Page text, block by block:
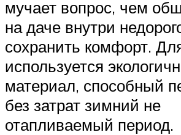
мучает вопрос, чем
на даче внутри
сохранить комфорт.
используется
материал, способный
без затрат зимний не
отапливаемый период.